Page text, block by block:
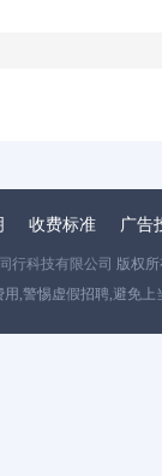
收费标准 广告
行科技有限公司 版权
,警惕虚假招聘,避免上